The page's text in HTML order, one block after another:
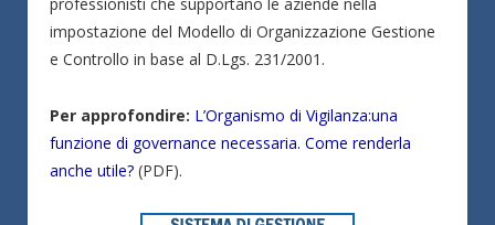
impostazione del Modello di Organizzazione Gestione
e Controllo in base al D.Lgs. 231/2001.
Per approfondire: L’Organismo di Vigilanza:una
funzione di governance necessaria. Come renderla
anche utile? (PDF).